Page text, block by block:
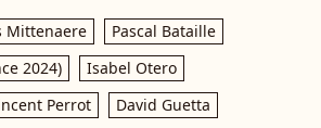
Mittenaere
Pascal Bataille
2024)
Isabel Otero
Perrot David Guetta